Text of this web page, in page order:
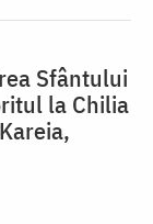
Sfântului
la Chilia